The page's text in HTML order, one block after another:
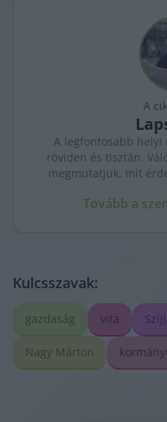
A
A legfontosabb helyi
röviden és tisztán.
megmutatjuk, mit
Tovább a
Kulcsszavak:
gazdaság vita
Nagy Márton